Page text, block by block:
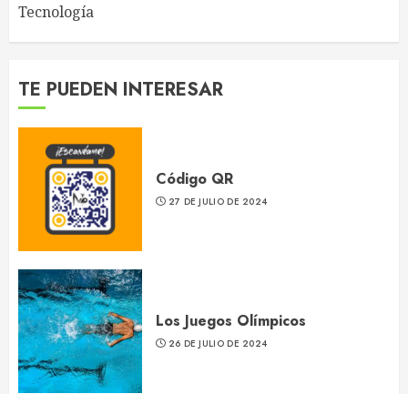
Tecnología
TE PUEDEN INTERESAR
Código QR
27 DE JULIO DE 2024
Los Juegos Olímpicos
26 DE JULIO DE 2024